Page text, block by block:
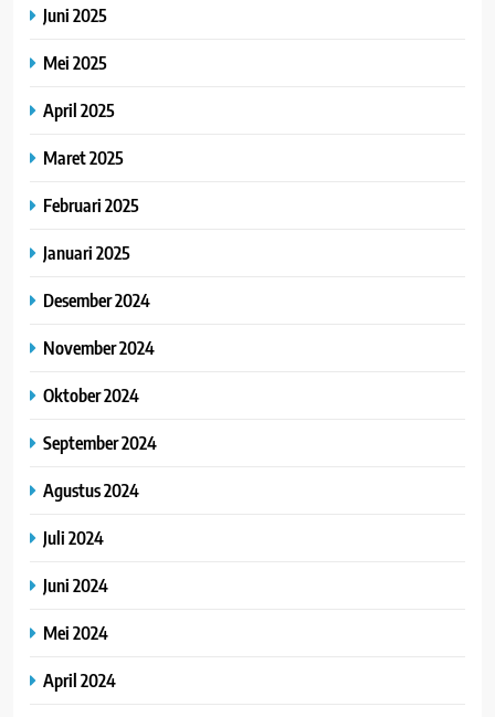
Juni 2025
Mei 2025
April 2025
Maret 2025
Februari 2025
Januari 2025
Desember 2024
November 2024
Oktober 2024
September 2024
Agustus 2024
Juli 2024
Juni 2024
Mei 2024
April 2024